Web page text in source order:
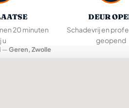
20 minuten
u
DEUR
Schadevrij en
geopend
—Geren, Zwolle